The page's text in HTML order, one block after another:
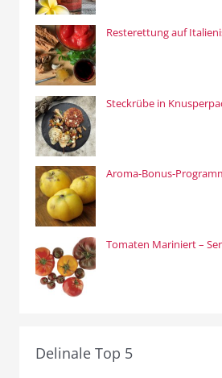
Resterettung auf
Steckrübe in
Aroma-Bonus-
Tomaten Mariniert –
Delinale Top 5